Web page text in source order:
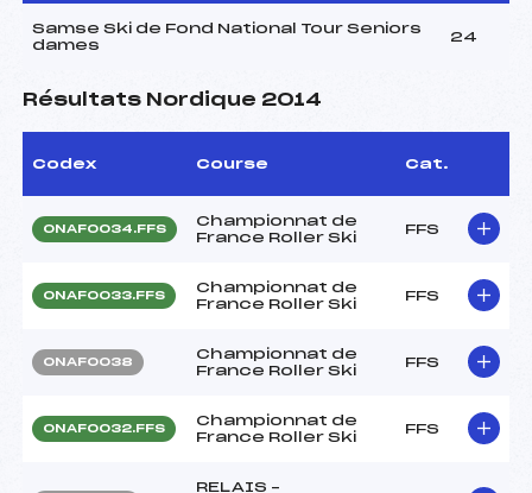
Samse Ski de Fond National Tour Seniors
dames
24
Résultats Nordique 2014
Codex Course Cat.
ONAF0034.FFS
Championnat de
France Roller Ski
FFS
ONAF0033.FFS
Championnat de
France Roller Ski
FFS
ONAF0038
Championnat de
France Roller Ski
FFS
ONAF0032.FFS
Championnat de
France Roller Ski
FFS
RELAIS –